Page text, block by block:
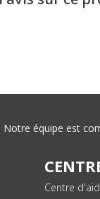
équipe est
Centre